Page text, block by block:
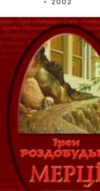
2002